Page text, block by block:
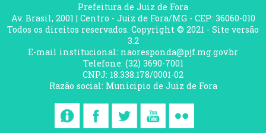
Prefeitura de Juiz de Fora
Av. Brasil, 2001 | Centro - Juiz de Fora/MG - CEP: 36060-010
Todos os direitos reservados. Copyright © 2021 - Site versão
3.2
E-mail institucional: naoresponda@pjf.mg.gov.br
Telefone: (32) 3690-7001
CNPJ: 18.338.178/0001-02
Razão social: Municipio de Juiz de Fora